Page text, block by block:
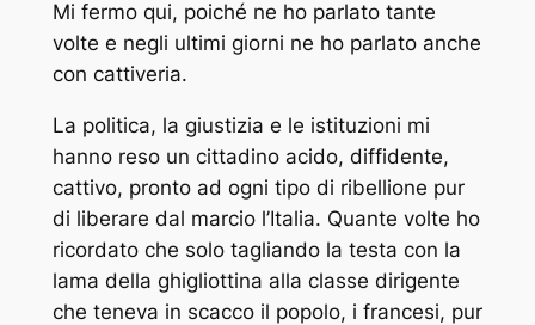
Mi fermo qui, poiché ne ho parlato tante
volte e negli ultimi giorni ne ho parlato anche
con cattiveria.
La politica, la giustizia e le istituzioni mi
hanno reso un cittadino acido, diffidente,
cattivo, pronto ad ogni tipo di ribellione pur
di liberare dal marcio l’Italia. Quante volte ho
ricordato che solo tagliando la testa con la
lama della ghigliottina alla classe dirigente
che teneva in scacco il popolo, i francesi, pur